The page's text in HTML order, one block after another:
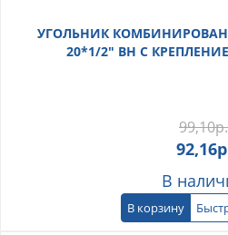
УГОЛЬНИК
20*1/2" ВН С
99,10р.
92,16
В
В корзину